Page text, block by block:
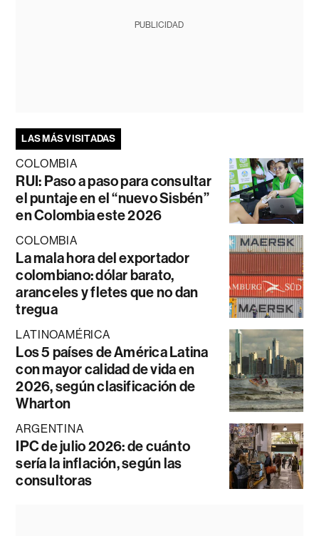
PUBLICIDAD
LAS MÁS VISITADAS
COLOMBIA
RUI: Paso a paso para consultar
el puntaje en el “nuevo Sisbén”
en Colombia este 2026
COLOMBIA
La mala hora del exportador
colombiano: dólar barato,
aranceles y fletes que no dan
tregua
LATINOAMÉRICA
Los 5 países de América Latina
con mayor calidad de vida en
2026, según clasificación de
Wharton
ARGENTINA
IPC de julio 2026: de cuánto
sería la inflación, según las
consultoras